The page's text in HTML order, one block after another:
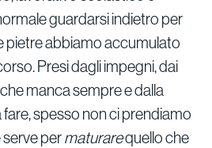
guardarsi indietro per
pietre abbiamo accumulato
Presi dagli impegni, dai
manca sempre e dalla
spesso non ci prendiamo
permaturarequello che